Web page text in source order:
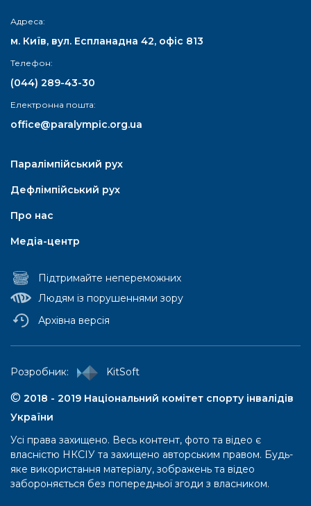
Адреса:
м. Київ, вул. Еспланадна 42, офіс 813
Телефон:
(044) 289-43-30
Електронна пошта:
office@paralympic.org.ua
Паралімпійський рух
Дефлімпійський рух
Про нас
Медіа-центр
Підтримайте непереможних
Людям із порушеннями зору
Архівна версія
Паралімпійський рух
Паралімпійські літні ігри
Правила та положення
Перелік ігор
Паралімпійські зимові ігри
© 2018 - 2019 Національний комітет спорту інвалідів
України
Pозробник: KitSoft
Усі права захищено. Весь контент, фото та відео є
власністю НКСІУ та захищено авторським правом. Будь-
яке використання матеріалу, зображень та відео
забороняється без попередньої згоди з власником.